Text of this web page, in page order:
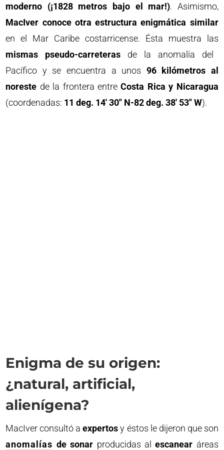
moderno (¡1828 metros bajo el mar!). Asimismo,
MacIver conoce otra estructura enigmática similar
en el Mar Caribe costarricense. Ésta muestra las
mismas
pseudo-carreteras de la anomalía del
Pacífico y se encuentra a unos 96 kilómetros al
noreste de la frontera entreCosta Rica y Nicaragua
(coordenadas: 11 deg. 14′ 30″ N-82 deg. 38′ 53″ W).
Enigma de su origen:
¿natural, artificial,
alienígena?
MacIver consultó aexpertosy éstos le dijeron que son
anomalías de sonar producidas alescanear áreas